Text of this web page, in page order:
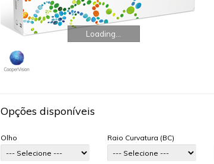
Loading...
Opções disponíveis
Olho Raio Curvatura (BC)